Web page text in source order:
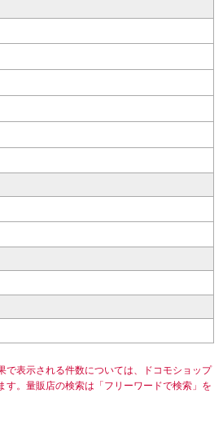
で表示される件数については、ドコモショップ
す。量販店の検索は「フリーワードで検索」を